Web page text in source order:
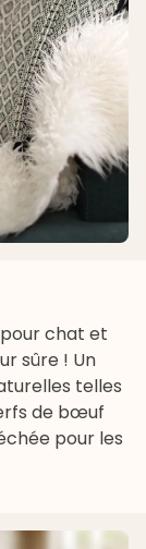
chat et
sûre ! Un
telles
de bœuf
pour les